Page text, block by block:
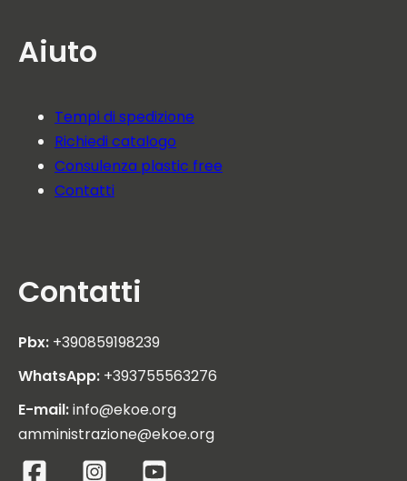
Aiuto
Tempi di spedizione
Richiedi catalogo
Consulenza plastic free
Contatti
Contatti
Pbx: +390859198239
WhatsApp: +393755563276
E-mail:info@ekoe.org
amministrazione@ekoe.org